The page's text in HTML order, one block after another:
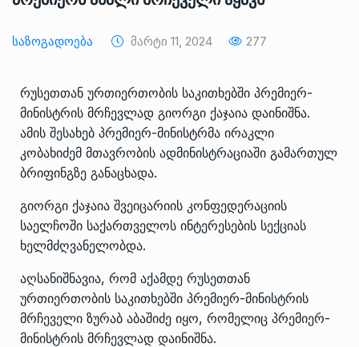
Საზოგადოება Მარტი 11, 2024 277
რუსეთთან ურთიერთობის საკითხებში პრემიერ-
მინისტრის მრჩევლად გიორგი ქაჯაია დაინიშნა.
ამის შესახებ პრემიერ-მინისტრმა ირაკლი
კობახიძემ მთავრობის ადმინისტრაციაში გამართულ
ბრიფინგზე განაცხადა.
გიორგი ქაჯაია შვეიცარიის კონფედერაციის
საელჩოში საქართველოს ინტერესების სექციას
ხელმძღვანელობდა.
აღსანიშნავია, რომ აქამდე რუსეთთან
ურთიერთობის საკითხებში პრემიერ-მინისტრის
მრჩეველი ზურაბ აბაშიძე იყო, რომელიც პრემიერ-
მინისტრის მრჩევლად დაინიშნა.